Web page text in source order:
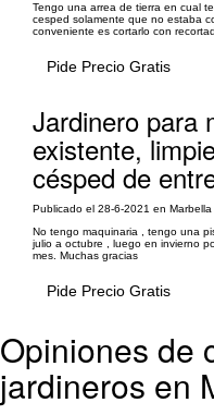
Tengo una arrea de tierra en cual
cesped solamente que no estaba
conveniente es cortarlo con
Pide Precio Gratis
Jardinero para
existente,
césped de
Publicado el 28-6-2021 en Marbella
No tengo maquinaria , tengo una
julio a octubre , luego en invierno
mes. Muchas gracias
Pide Precio Gratis
Opiniones de
jardineros en